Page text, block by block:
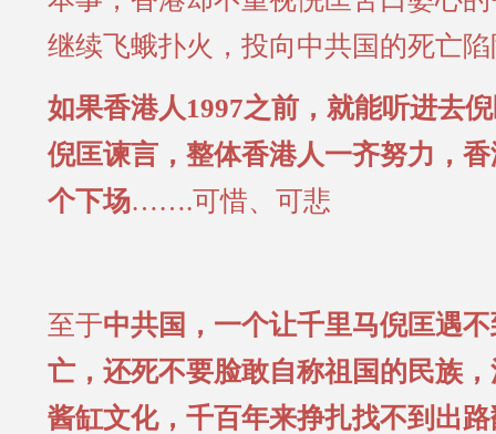
继续飞蛾扑火，投向中共国的死亡
如果香港人1997之前，就能听进去
倪匡谏言，整体香港人一齐努力，
个下场…….可惜、可悲
至于中共国，一个让千里马倪匡遇
亡，还死不要脸敢自称祖国的民族
酱缸文化，千百年来挣扎找不到出